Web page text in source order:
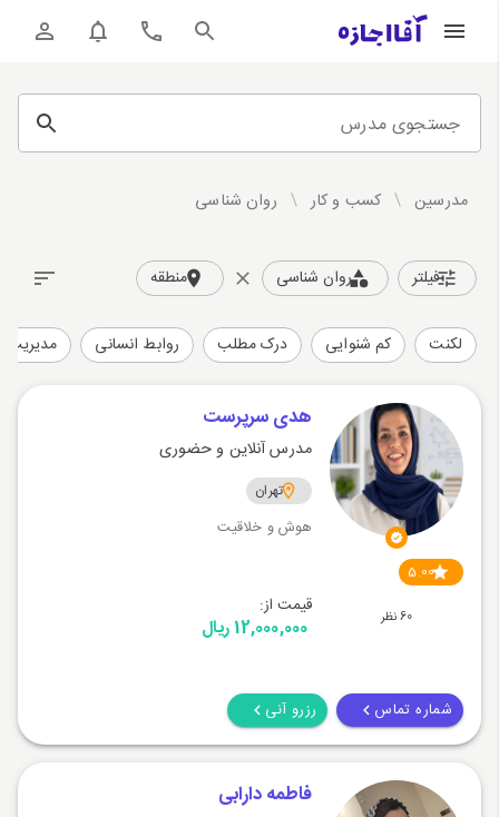
جستجوی مدرس
مدرسین / کسب و کار / روان شناسی
فیلتر روان شناسی منطقه
لکنت کم شنوایی درک مطلب روابط انسانی
5.00
60 نظر
هدی سرپرست
مدرس آنلاین و حضوری
تهران
هوش و خلاقیت
قیمت از:
12,000,000 ریال
شماره تماس رزرو آنی
فاطمه دارابی